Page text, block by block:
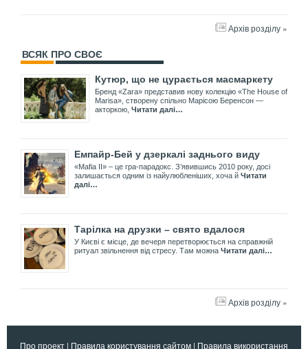
Архів розділу »
ВСЯК ПРО СВОЄ
Кутюр, що не цурається масмаркету
Бренд «Zara» представив нову колекцію «The House of
Marisa», створену спільно Марісою Беренсон —
акторкою, Читати далі…
Емпайр-Бей у дзеркалі заднього виду
«Mafia II» – це гра-парадокс. З’явившись 2010 року, досі
залишається одним із найулюбленіших, хоча й Читати
далі…
Тарілка на друзки – свято вдалося
У Києві є місце, де вечеря перетворюється на справжній
ритуал звільнення від стресу. Там можна Читати далі…
Архів розділу »
Про проект | Правила користування сайтом | Правила використання